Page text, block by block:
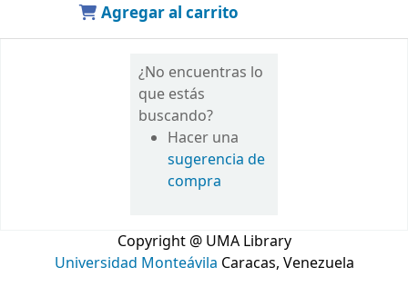
Agregar al carrito
¿No encuentras lo
que estás
buscando?
Hacer una
sugerencia de
compra
Copyright @ UMA Library
Universidad Monteávila Caracas, Venezuela